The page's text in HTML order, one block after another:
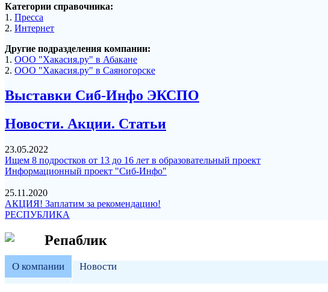
Категории справочника:
1. Пресса
2. Интернет
Другие подразделения компании:
1. ООО "Хакасия.ру" в Абакане
2. ООО "Хакасия.ру" в Саяногорске
Выставки Сиб-Инфо ЭКСПО
Новости. Акции. Статьи
23.05.2022
Ищем 8 подростков от 13 до 16 лет в образовательный проект
Информационный проект "Сиб-Инфо"
25.11.2020
АКЦИЯ! Заплатим за рекомендацию!
РЕСПУБЛИКА
Репаблик
О компании Новости